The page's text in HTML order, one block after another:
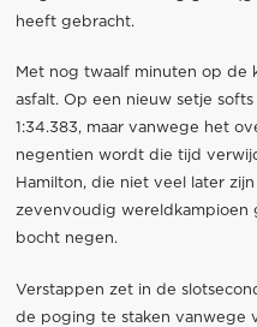
heeft gebracht.
Met nog twaalf minuten op de
asfalt. Op een nieuw setje
1:34.383, maar vanwege het
negentien wordt die tijd
Hamilton, die niet veel later
zevenvoudig wereldkampioen
bocht negen.
Verstappen zet in de
de poging te staken vanwege